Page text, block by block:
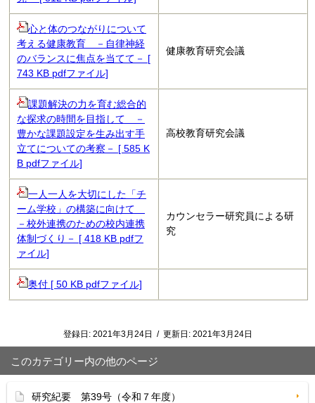
心と体のつながりについて
考える健康教育 －自律神経
のバランスに焦点を当てて－ [
743 KB pdfファイル]
健康教育研究会議
課題解決の力を育む総合的
な探求の時間を目指して －
豊かな課題設定を生み出す手
立てについての考察－ [ 585 K
B pdfファイル]
高校教育研究会議
一人一人を大切にした「チ
ーム学校」の構築に向けて
－校外連携のための校内連携
体制づくり－ [ 418 KB pdfフ
ァイル]
カウンセラー研究員による研
究
奥付 [ 50 KB pdfファイル]
登録日: 2021年3月24日 / 更新日: 2021年3月24日
このカテゴリー内の他のページ
研究紀要 第39号（令和７年度）